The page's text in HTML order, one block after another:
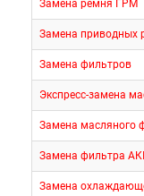
Замена ремня ГРМ
Замена приводных
Замена фильтров
Экспресс-замена
Замена масляного
Замена фильтра
Замена